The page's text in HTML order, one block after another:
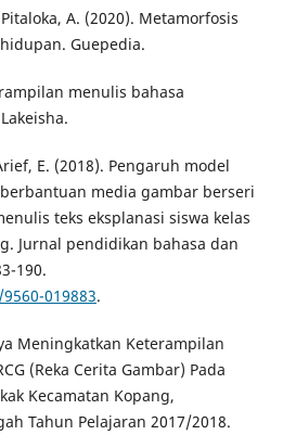
A. (2020). Metamorfosis
Guepedia.
menulis bahasa
E. (2018). Pengaruh model
media gambar berseri
teks eksplanasi siswa kelas
Jurnal pendidikan bahasa dan
190.
019883.
Meningkatkan Keterampilan
(Reka Cerita Gambar) Pada
Kecamatan Kopang,
Tahun Pelajaran 2017/2018.